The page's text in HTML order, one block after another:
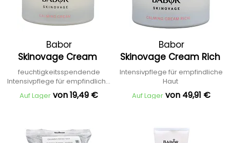
Babor
Skinovage Cream
feuchtigkeitsspendende
Intensivpflege für empfindliche
Haut
Auf Lager von 19,49 €
Babor
Skinovage Cream Rich
Intensivpflege für empfindliche
Haut
Auf Lager von 49,91 €